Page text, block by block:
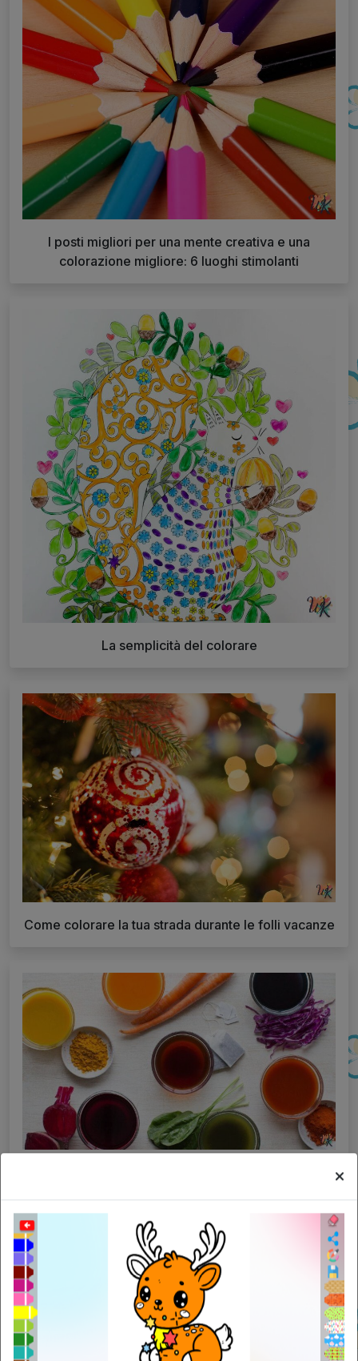
I posti migliori per una mente creativa e una
colorazione migliore: 6 luoghi stimolanti
La semplicità del colorare
Come colorare la tua strada durante le folli vacanze